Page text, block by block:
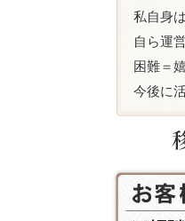
私自身
自ら運
困難＝
今後に